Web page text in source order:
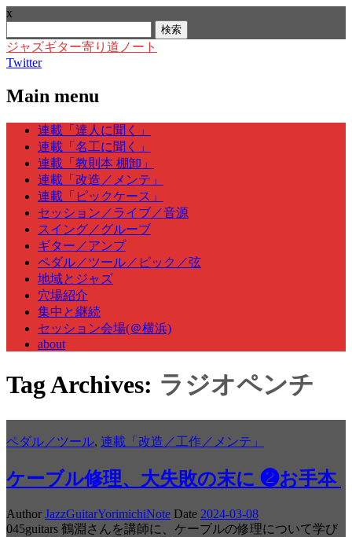
x
索:
ジャズギター寄り道ノート
Twitter
Main menu
Skip
content
連載「達人に聞く」
連載「名工に聞く」
連載「教則本 棚卸」
連載「改造／メンテ」
連載「ピックケース」
セッション／ライブ／音源
スイング／グルーブ
ギター／アンプ
ペダル／ツール／ピック／弦
地域とジャズ
穴場紹介
集中と継続
セッション会場(＠横浜)
about
Tag Archives: ラジオペンチ
ペダル／ツール, 連載「改造／工作／メンテ」
ケーブル修理、大失敗の末に ❷お手本
Author JazzGuitarYorimichiNote Date 2024-03-08
045guitars 鶴淵さんを講師に、ケーブルの修理について学び